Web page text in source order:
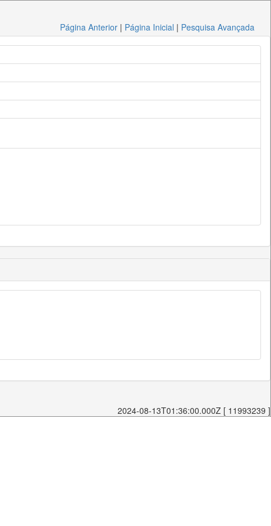
Página Anterior | Página Inicial | Pesquisa Avançada
2024-08-13T01:36:00.000Z [ 11993239 ]